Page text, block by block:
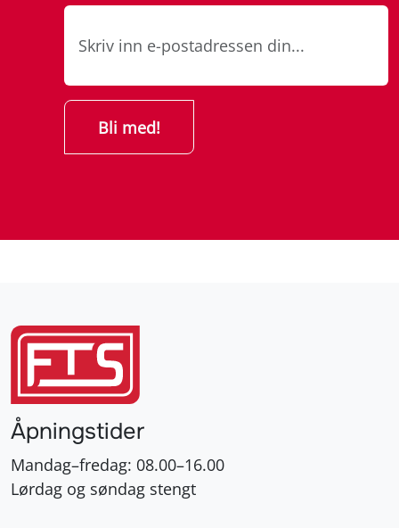
Åpningstider
Mandag–fredag: 08.00–16.00
Lørdag og søndag stengt